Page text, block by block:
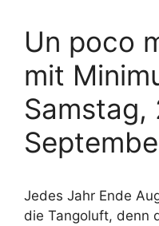
Un poco
mit
Samstag,
Jedes Jahr Ende
die Tangoluft, denn